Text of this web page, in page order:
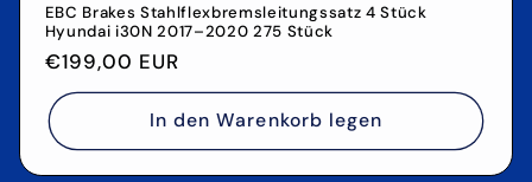
EBC Brakes Stahlflexbremsleitungssatz 4 Stück
Hyundai i30N 2017–2020 275 Stück
Normaler
Preis
€199,00 EUR
In den Warenkorb legen